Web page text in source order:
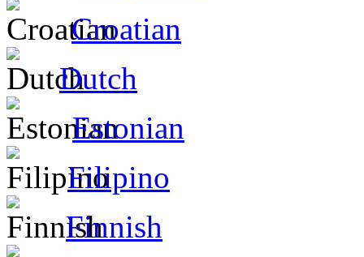
Croatian
Dutch
Estonian
Filipino
Finnish